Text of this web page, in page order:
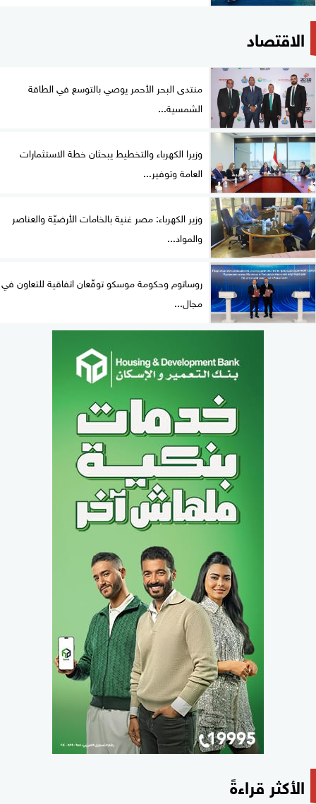
الاقتصاد
منتدى البحر الأحمر يوصي بالتوسع في الطاقة
الشمسية...
وزيرا الكهرباء والتخطيط يبحثان خطة الاستثمارات
العامة وتوفير...
وزير الكهرباء: مصر غنية بالخامات الأرضيّة والعناصر
والمواد...
روساتوم وحكومة موسكو توقّعان اتفاقية للتعاون في
مجال...
الأكثر قراءةً